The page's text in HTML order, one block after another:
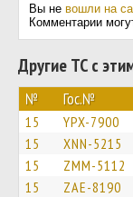
Вы не вошли на
Комментарии
Другие ТС с
№ Гос.№
15 YPX-7900
15 XNN-5215
15 ZMM-5112
15 ZAE-8190